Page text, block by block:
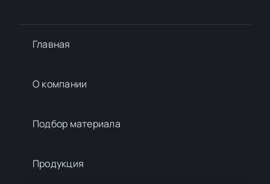
Главная
О компании
Подбор материалa
Продукция